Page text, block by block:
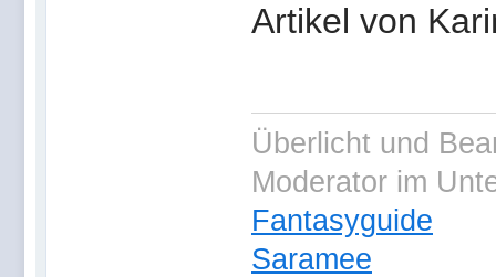
Artikel von
Überlicht und
Moderator im
Fantasyguide
Saramee